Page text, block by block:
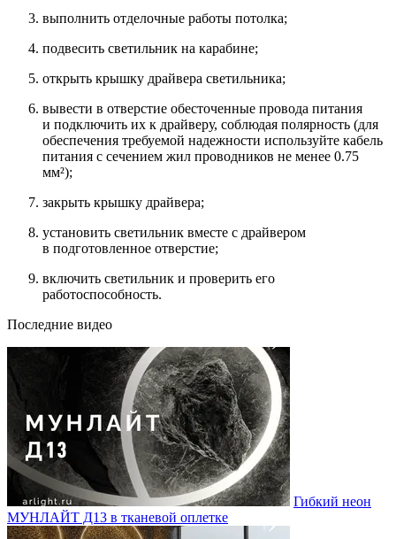
выполнить отделочные работы потолка;
подвесить светильник на карабине;
открыть крышку драйвера светильника;
вывести в отверстие обесточенные провода питания
и подключить их к драйверу, соблюдая полярность (для
обеспечения требуемой надежности используйте кабель
питания с сечением жил проводников не менее 0.75
мм²);
закрыть крышку драйвера;
установить светильник вместе с драйвером
в подготовленное отверстие;
включить светильник и проверить его
работоспособность.
Последние видео
Гибкий неон
МУНЛАЙТ Д13 в тканевой оплетке